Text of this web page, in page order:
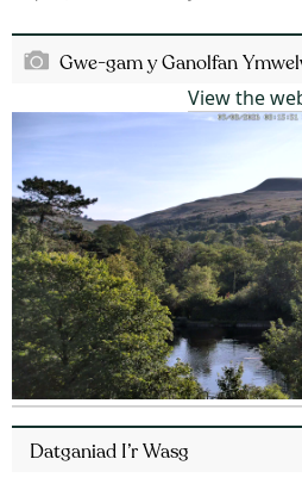
Gwe-gam y Ganolfan
View the
Datganiad I’r Wasg